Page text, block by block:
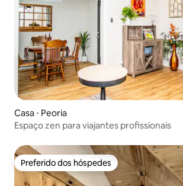
Casa ⋅ Peoria
Espaço zen para viajantes profissionais
Preferido dos hóspedes
Preferido dos hóspedes